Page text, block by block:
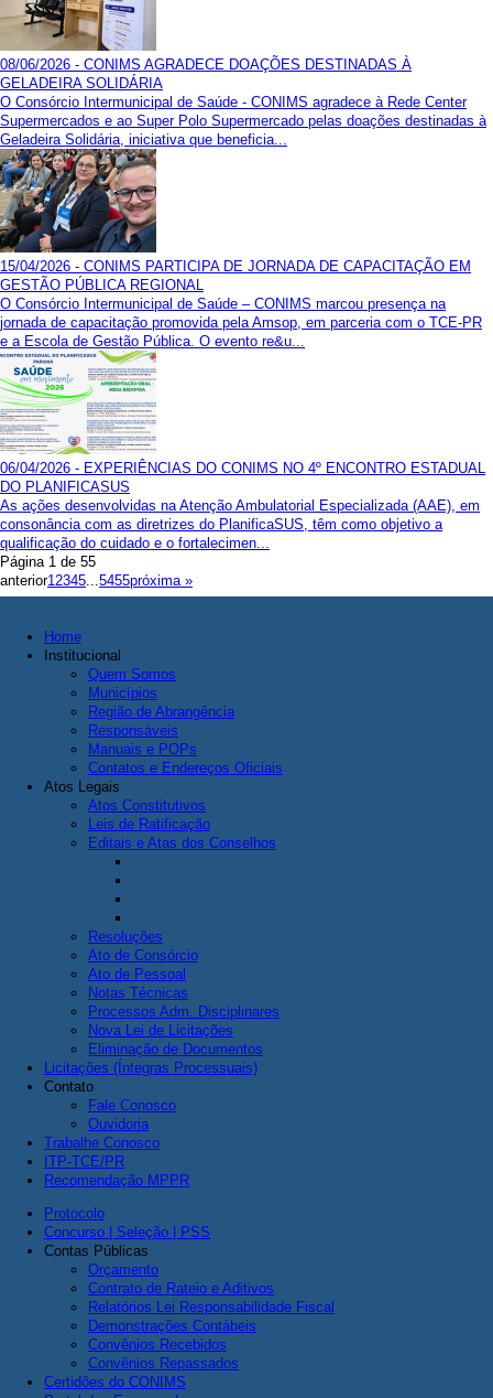
08/06/2026 - CONIMS AGRADECE DOAÇÕES DESTINADAS À
GELADEIRA SOLIDÁRIA
O Consórcio Intermunicipal de Saúde - CONIMS agradece à Rede Center
Supermercados e ao Super Polo Supermercado pelas doações destinadas à
Geladeira Solidária, iniciativa que beneficia...
15/04/2026 - CONIMS PARTICIPA DE JORNADA DE CAPACITAÇÃO EM
GESTÃO PÚBLICA REGIONAL
O Consórcio Intermunicipal de Saúde – CONIMS marcou presença na
jornada de capacitação promovida pela Amsop, em parceria com o TCE-PR
e a Escola de Gestão Pública. O evento re&u...
06/04/2026 - EXPERIÊNCIAS DO CONIMS NO 4º ENCONTRO ESTADUAL
DO PLANIFICASUS
As ações desenvolvidas na Atenção Ambulatorial Especializada (AAE), em
consonância com as diretrizes do PlanificaSUS, têm como objetivo a
qualificação do cuidado e o fortalecimen...
Página 1 de 55
anterior12345...5455próxima »
Home
Institucional
Quem Somos
Municípios
Região de Abrangência
Responsáveis
Manuais e POPs
Contatos e Endereços Oficiais
Atos Legais
Atos Constitutivos
Leis de Ratificação
Editais e Atas dos Conselhos
Resoluções
Ato de Consórcio
Ato de Pessoal
Notas Técnicas
Processos Adm. Disciplinares
Nova Lei de Licitações
Eliminação de Documentos
Licitações (Íntegras Processuais)
Contato
Fale Conosco
Ouvidoria
Trabalhe Conosco
ITP-TCE/PR
Recomendação MPPR
Protocolo
Concurso | Seleção | PSS
Contas Públicas
Orçamento
Contrato de Rateio e Aditivos
Relatórios Lei Responsabilidade Fiscal
Demonstrações Contábeis
Convênios Recebidos
Convênios Repassados
Certidões do CONIMS